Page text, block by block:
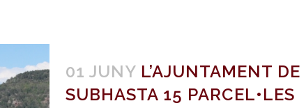
01 JUNY L’AJUNTAMENT DE
SUBHASTA 15 PARCEL•LES